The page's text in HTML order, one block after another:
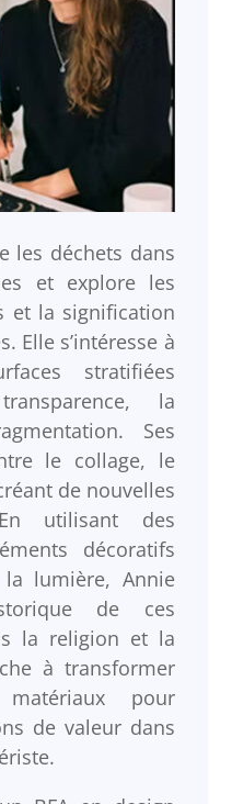
les déchets dans
et explore les
et la signification
Elle s’intéresse à
stratifiées
la
Ses
le collage, le
de nouvelles
utilisant des
décoratifs
lumière, Annie
de ces
la religion et la
à transformer
pour
de valeur dans